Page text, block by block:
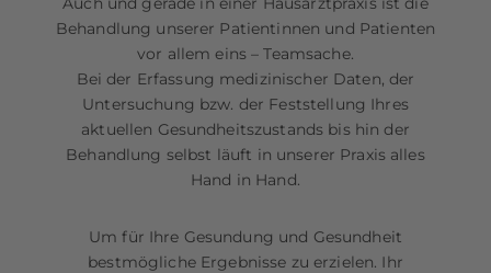
Behandlung unserer Patientinnen und Patienten
vor allem eins – Teamsache.
Bei der Erfassung medizinischer Daten, der
Untersuchung bzw. der Feststellung Ihres
aktuellen Gesundheitszustands bis hin der
Behandlung selbst läuft in unserer Praxis alles
Hand in Hand.
Um für Ihre Gesundung und Gesundheit
bestmögliche Ergebnisse zu erzielen. Ihr